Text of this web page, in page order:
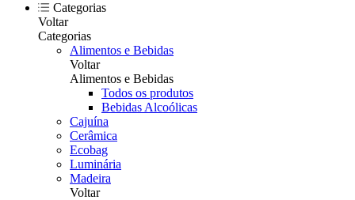
Categorias
Voltar
Categorias
Alimentos e Bebidas
Voltar
Alimentos e Bebidas
Todos os produtos
Bebidas Alcoólicas
Cajuína
Cerâmica
Ecobag
Luminária
Madeira
Voltar